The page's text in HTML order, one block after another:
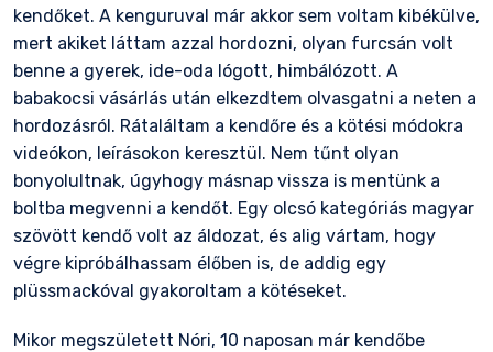
kendőket. A kenguruval már akkor sem voltam kibékülve,
mert akiket láttam azzal hordozni, olyan furcsán volt
benne a gyerek, ide-oda lógott, himbálózott. A
babakocsi vásárlás után elkezdtem olvasgatni a neten a
hordozásról. Rátaláltam a kendőre és a kötési módokra
videókon, leírásokon keresztül. Nem tűnt olyan
bonyolultnak, úgyhogy másnap vissza is mentünk a
boltba megvenni a kendőt. Egy olcsó kategóriás magyar
szövött kendő volt az áldozat, és alig vártam, hogy
végre kipróbálhassam élőben is, de addig egy
plüssmackóval gyakoroltam a kötéseket.
Mikor megszületett Nóri, 10 naposan már kendőbe